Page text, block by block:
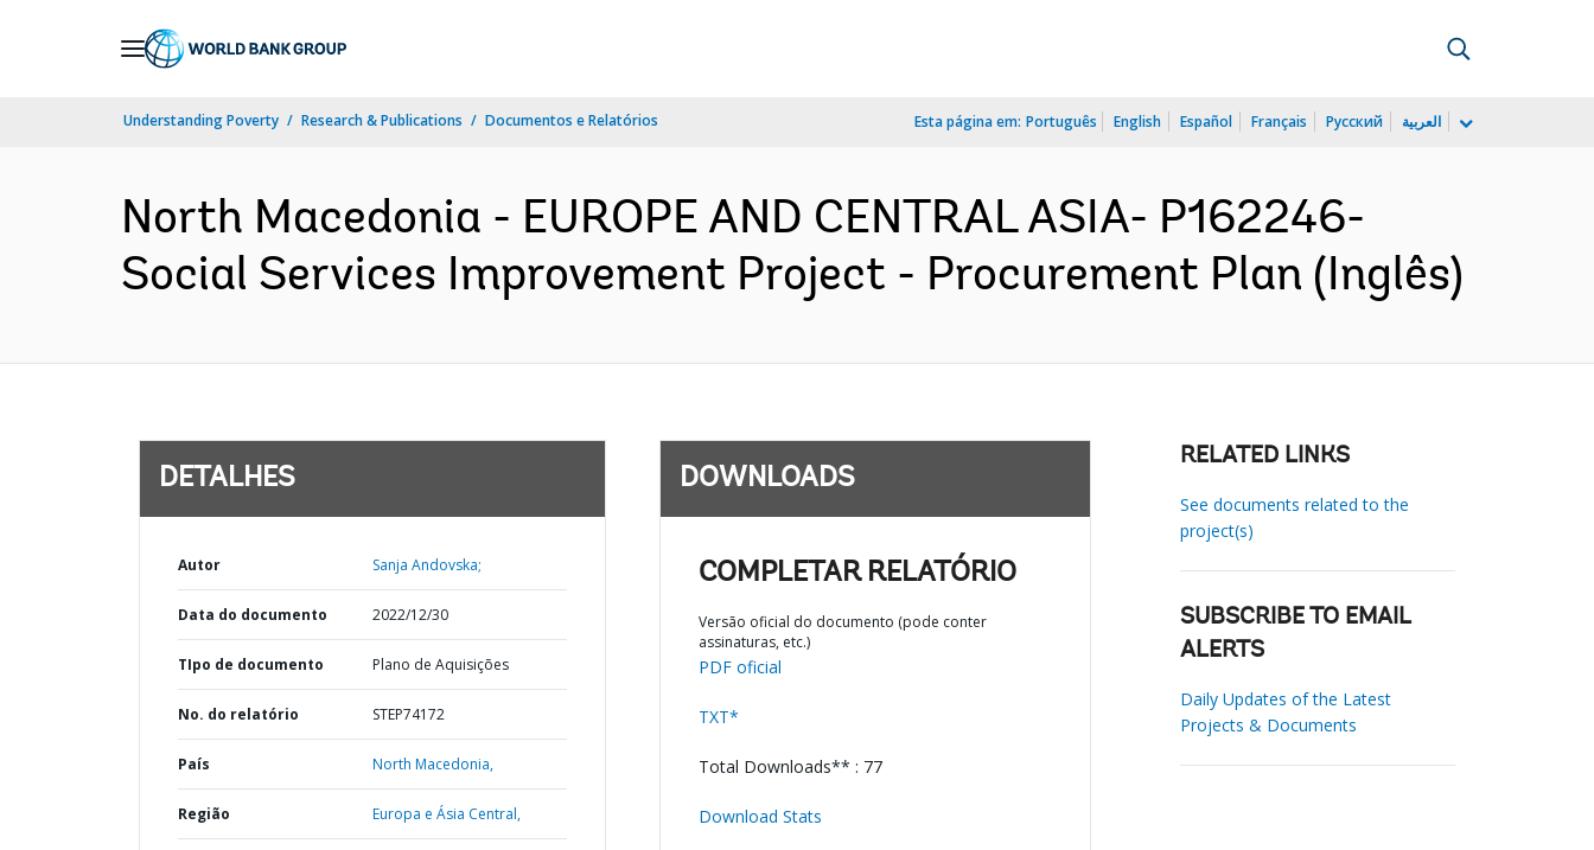
Understanding Poverty Research & Publications Documentos e Relatórios Esta página em: Português English Español Français Русский العربية
North Macedonia - EUROPE AND CENTRAL ASIA- P162246-
Social Services Improvement Project - Procurement Plan (Inglês)
DETALHES
Autor Sanja Andovska;
Data do documento 2022/12/30
TIpo de documento Plano de Aquisições
No. do relatório STEP74172
País North Macedonia,
Região Europa e Ásia Central,
DOWNLOADS
COMPLETAR RELATÓRIO
Versão oficial do documento (pode conter
assinaturas, etc.)
PDF oficial
TXT*
Total Downloads** : 77
Download Stats
RELATED LINKS
See documents related to the
project(s)
SUBSCRIBE TO EMAIL
ALERTS
Daily Updates of the Latest
Projects & Documents